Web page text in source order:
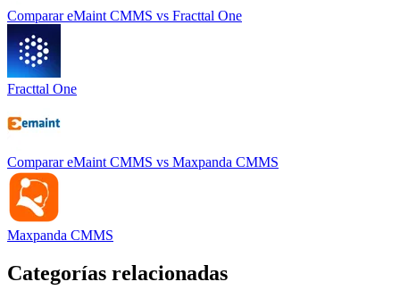
Comparar eMaint CMMS vs Fracttal One
Fracttal One
Comparar eMaint CMMS vs Maxpanda CMMS
Maxpanda CMMS
Categorías relacionadas